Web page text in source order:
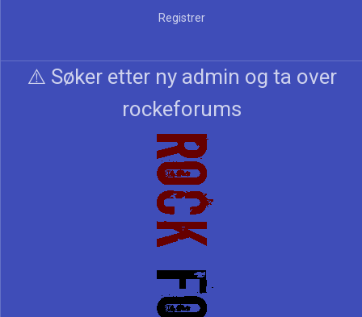
Registrer
⚠️ Søker etter ny admin og ta over
rockeforums